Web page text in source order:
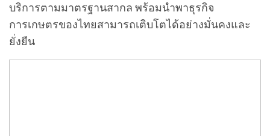
บริการตามมาตรฐานสากล พร้อมนำพาธุรกิจ
การเกษตรของไทยสามารถเติบโตได้อย่างมั่นคงและ
ยั่งยืน